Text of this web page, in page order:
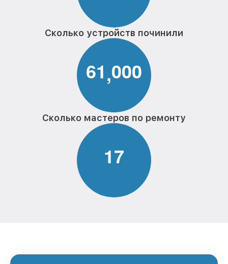
Сколько устройств починили
61,000
Сколько мастеров по ремонту
17